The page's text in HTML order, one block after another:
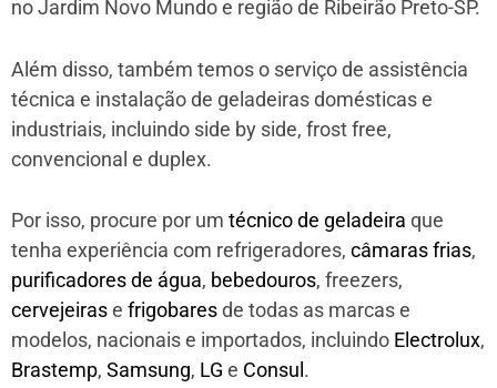
no Jardim Novo Mundo e região de Ribeirão Preto-SP.
Além disso, também temos o serviço de assistência
técnica e instalação de geladeiras domésticas e
industriais, incluindo side by side, frost free,
convencional e duplex.
Por isso, procure por um técnico de geladeira que
tenha experiência com refrigeradores, câmaras frias,
purificadores de água, bebedouros, freezers,
cervejeirase frigobaresde todas as marcas e
modelos, nacionais e importados, incluindo Electrolux,
Brastemp, Samsung, LG e Consul .